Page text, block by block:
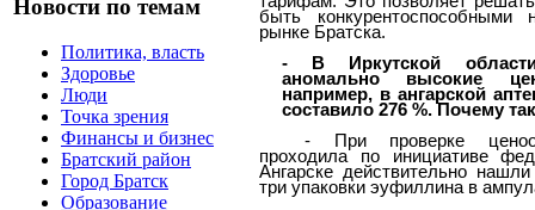
Новости по темам
Политика, власть
Здоровье
Люди
Точка зрения
Финансы и бизнес
Братский район
Город Братск
Образование
быть конкурентоспособными
рынке Братска.
- В Иркутской области
аномально высокие
например, в ангарской
составило 276 %. Почему
- При проверке
проходила по инициативе
Ангарске действительно
три упаковки эуфиллина в